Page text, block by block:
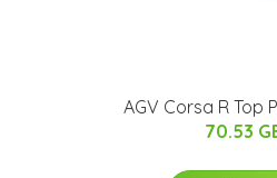
AGV Corsa R Top
70.53